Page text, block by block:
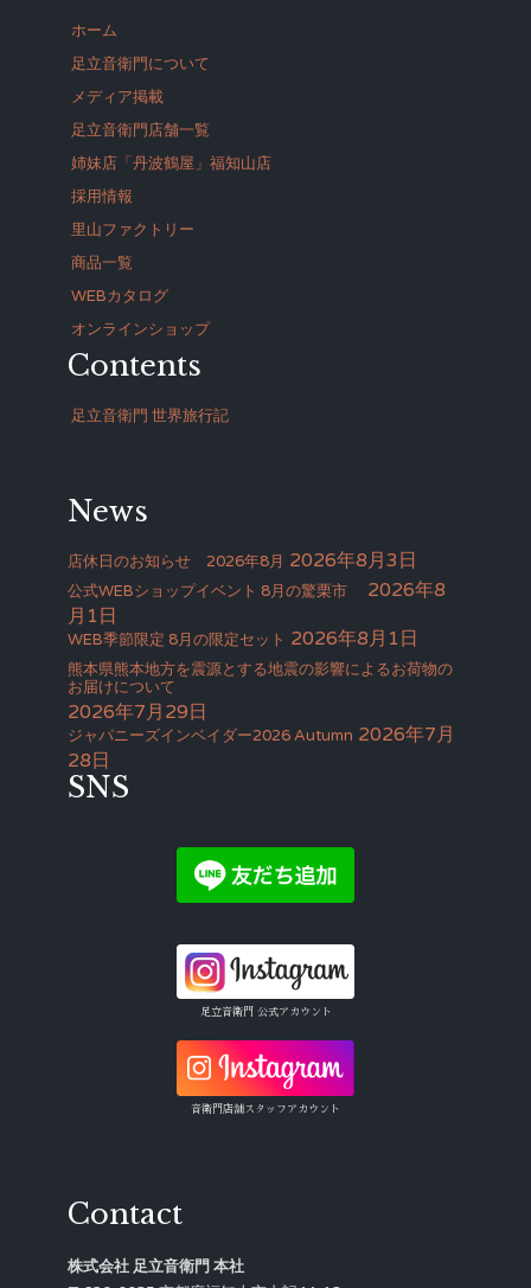
ホーム
足立音衛門について
メディア掲載
足立音衛門店舗一覧
姉妹店「丹波鶴屋」福知山店
採用情報
里山ファクトリー
商品一覧
WEBカタログ
オンラインショップ
Contents
足立音衛門 世界旅行記
News
店休日のお知らせ 2026年8月 2026年8月3日
公式WEBショップイベント 8月の驚栗市
2026年8
月1日
WEB季節限定 8月の限定セット 2026年8月1日
熊本県熊本地方を震源とする地震の影響によるお荷物の
お届けについて
2026年7月29日
ジャパニーズインベイダー2026 Autumn 2026年7月
28日
SNS
足立音衛門 公式アカウント
音衛門店舗スタッフアカウント
Contact
株式会社 足立音衛門 本社